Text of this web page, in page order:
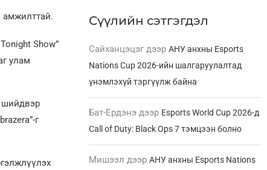
амжилттай.
Show”
улам
шийдвэр
г
Сүүлийн сэтгэгдэл
Сайханцэцэг дээрАНУ анхны Esports
Nations Cup 2026-ийн шалгаруулалтад
үнэмлэхүй тэргүүлж байна
Бат-Ердэнэ дээр Esports World Cup 2026-д
Call of Duty: Black Ops 7 тэмцээн болно
Мишээл дээрАНУ анхны Esports Nations